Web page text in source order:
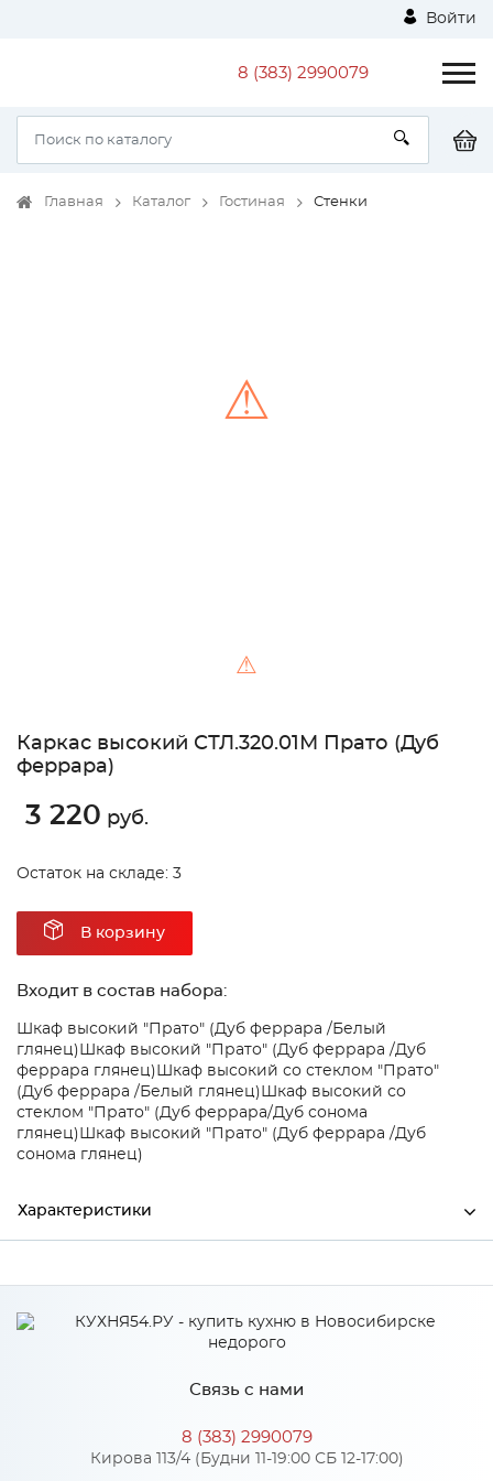
Войти
8 (383) 2990079
Главная Каталог Гостиная Стенки
⚠
⚠
Каркас высокий СТЛ.320.01М Прато (Дуб
феррара)
3 220 руб.
Остаток на складе: 3
В корзину
Входит в состав набора:
Шкаф высокий "Прато" (Дуб феррара /Белый
глянец) Шкаф высокий "Прато" (Дуб феррара /Дуб
феррара глянец) Шкаф высокий со стеклом "Прато"
(Дуб феррара /Белый глянец) Шкаф высокий со
стеклом "Прато" (Дуб феррара/Дуб сонома
глянец) Шкаф высокий "Прато" (Дуб феррара /Дуб
сонома глянец)
Характеристики
Высота 670
Дуб феррара
Связь с нами
8 (383) 2990079
Кирова 113/4 (Будни 11-19:00 СБ 12-17:00)